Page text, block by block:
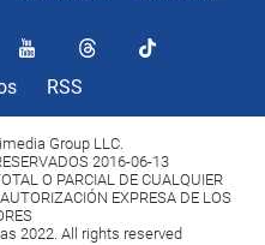
RSS
Group LLC.
2016-06-13
O PARCIAL DE CUALQUIER
EXPRESA DE LOS
2022. All rights reserved